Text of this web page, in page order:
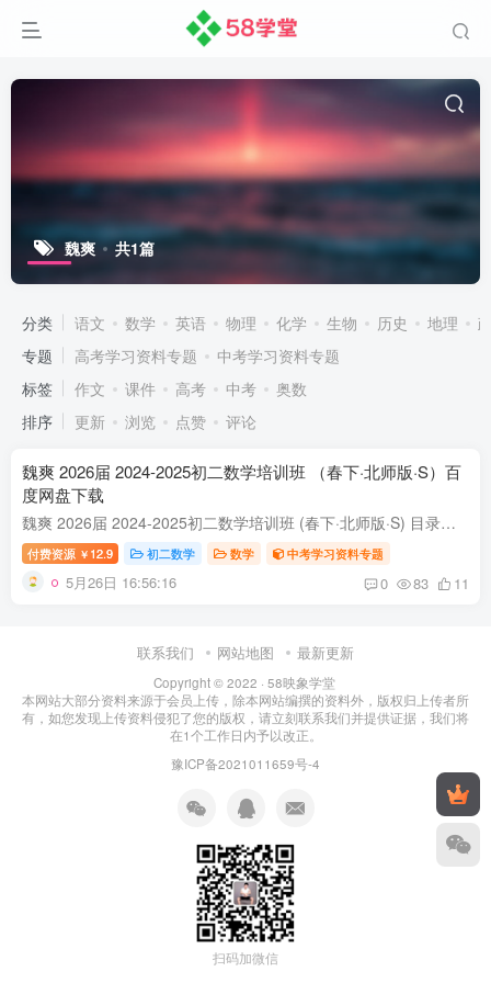
魏爽 共1篇
分类 语文 数学 英语 物理 化学 生物 历史 地理
专题
高考学习资料专题
中考学习资料专题
标签
作文 课件 高考 中考
奥数
排序
更新 浏览 点赞 评论
魏爽 2026届 2024-2025初二数学培训班 （春下·北师版·S）百
度网盘下载
魏爽 2026届 2024-2025初二数学培训班 (春下·北师版·S) 目录： 1.综合应用课-四边形与最值问题 2.综合应用课-四边形与存在性问题 3.新知探索课元二次方程的概念和解法 4.万人模考讲解 5.新知...
付费资源 ￥ 12.9 初二数学 数学 中考学习资料专题
5月26日 16:56:16 0 83 11
联系我们 网站地图 最新更新
Copyright © 2022 · 58映象学堂
本网站大部分资料来源于会员上传，除本网站编撰的资料外，版权归上传者所
有，如您发现上传资料侵犯了您的版权，请立刻联系我们并提供证据，我们将
在1个工作日内予以改正。
豫ICP备2021011659号-4
扫码加微信